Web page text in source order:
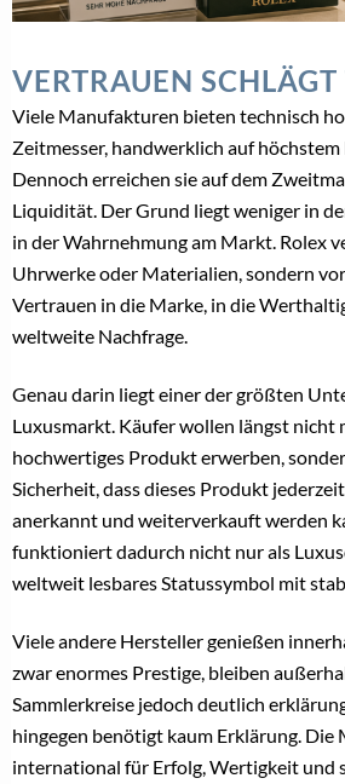
VERTRAUEN
Viele Manufakturen bieten technisch
Zeitmesser, handwerklich auf
Dennoch erreichen sie auf dem
Liquidität. Der Grund liegt weniger in
in der Wahrnehmung am Markt. Rolex
Uhrwerke oder Materialien, sondern
Vertrauen in die Marke, in die
weltweite Nachfrage.
Genau darin liegt einer der größten
Luxusmarkt. Käufer wollen längst nicht
hochwertiges Produkt erwerben,
Sicherheit, dass dieses Produkt
anerkannt und weiterverkauft werden
funktioniert dadurch nicht nur als
weltweit lesbares Statussymbol mit
Viele andere Hersteller genießen
zwar enormes Prestige, bleiben
Sammlerkreise jedoch deutlich
hingegen benötigt kaum Erklärung. Die
international für Erfolg, Wertigkeit und